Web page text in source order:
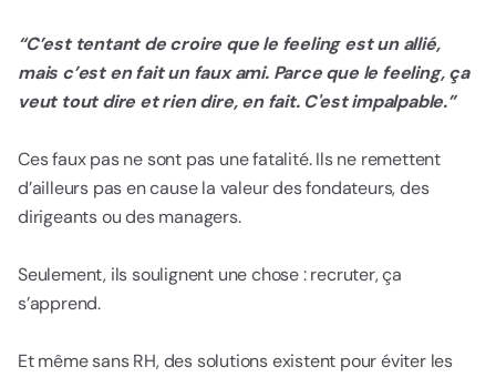
“C’est tentant de croire que le feeling est un allié,
mais c’est en fait un faux ami. Parce que le feeling, ça
veut tout dire et rien dire, en fait. C'est impalpable.”
Ces faux pas ne sont pas une fatalité. Ils ne remettent
d’ailleurs pas en cause la valeur des fondateurs, des
dirigeants ou des managers.
Seulement, ils soulignent une chose : recruter, ça
s’apprend.
Et même sans RH, des solutions existent pour éviter les